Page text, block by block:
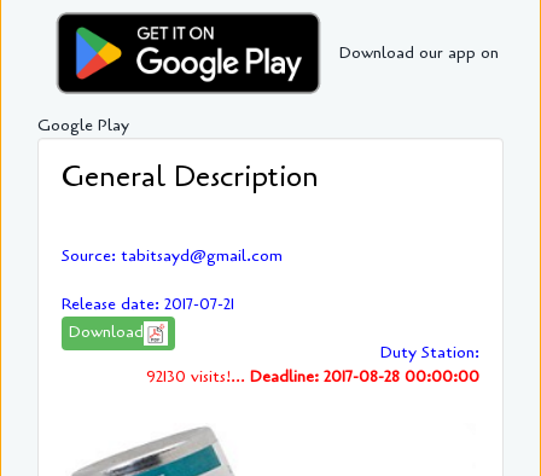
Download our app on
Google Play
General Description
Source: tabitsayd@gmail.com
Release date: 2017-07-21
Download
Duty Station:
92130 visits!... Deadline: 2017-08-28 00:00:00